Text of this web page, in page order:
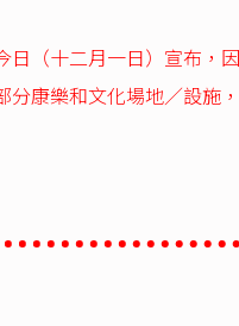
日（十二月一日）宣布，
康樂和文化場地／設施